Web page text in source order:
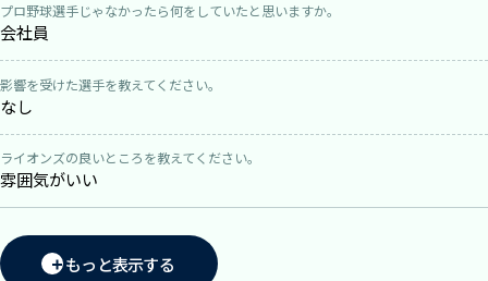
プロ野球選手じゃなかったら何をしていたと思いますか。
会社員
影響を受けた選手を教えてください。
なし
ライオンズの良いところを教えてください。
雰囲気がいい
もっと表示する